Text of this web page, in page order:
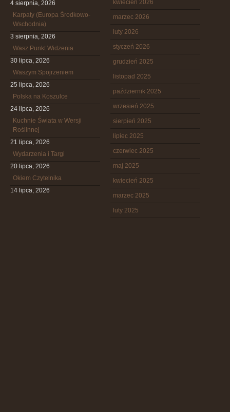
4 sierpnia, 2026
Karpaty (Europa Środkowo-
Wschodnia)
3 sierpnia, 2026
Wasz Punkt Widzenia
30 lipca, 2026
Waszym Spojrzeniem
25 lipca, 2026
Polska na Koszulce
24 lipca, 2026
Kuchnie Świata w Wersji
Roślinnej
21 lipca, 2026
Wydarzenia i Targi
20 lipca, 2026
Okiem Czytelnika
14 lipca, 2026
kwiecień 2026
marzec 2026
luty 2026
styczeń 2026
grudzień 2025
listopad 2025
październik 2025
wrzesień 2025
sierpień 2025
lipiec 2025
czerwiec 2025
maj 2025
kwiecień 2025
marzec 2025
luty 2025